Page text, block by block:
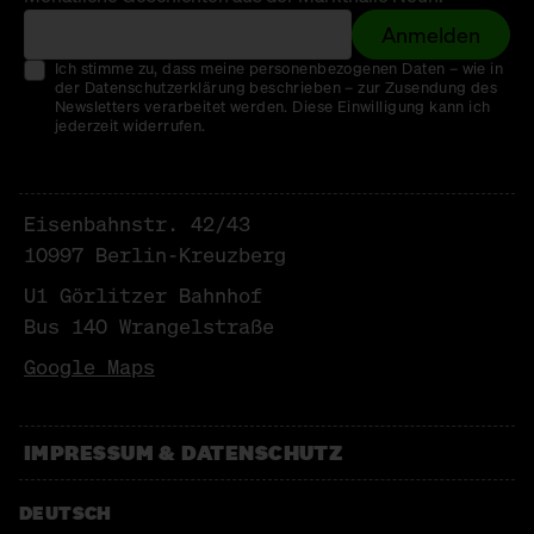
Italienische Backkunst
SWEETS PALACE
TENZAN LAB
Japanisches Kakigōri
WALD KÖNIGSBERGER MARZIPAN
Nüsschen
WOHLFARTH SCHOKOLADE
Schokolade
Anmelden
Ich stimme zu, dass meine personenbezogenen Daten – wie in
der Datenschutzerklärung beschrieben – zur Zusendung des
Newsletters verarbeitet werden. Diese Einwilligung kann ich
jederzeit widerrufen.
Eisenbahnstr. 42/43
10997 Berlin-Kreuzberg
U1 Görlitzer Bahnhof
Bus 140 Wrangelstraße
Google Maps
IMPRESSUM & DATENSCHUTZ
DEUTSCH